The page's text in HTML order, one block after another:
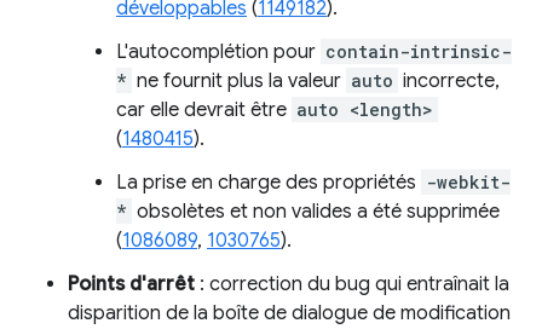
développables (1149182).
L'autocomplétion pour contain-intrinsic-
* ne fournit plus la valeur auto incorrecte,
car elle devrait être auto <length>
(1480415).
La prise en charge des propriétés -webkit-
* obsolètes et non valides a été supprimée
(1086089, 1030765).
Points d'arrêt : correction du bug qui entraînait la
disparition de la boîte de dialogue de modification